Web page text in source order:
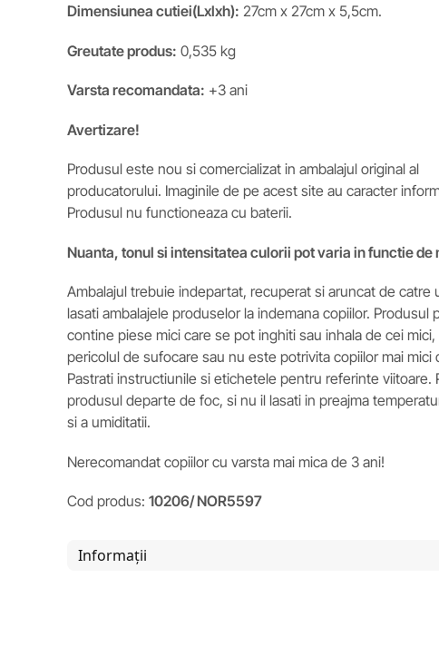
Dimensiunea cutiei(Lxlxh): 27cm x 27cm x 5,5cm.
Greutate produs: 0,535 kg
Varsta recomandata: +3 ani
Avertizare!
Produsul este nou si comercializat in ambalajul original al
producatorului. Imaginile de pe acest site au caracter
Produsul nu functioneaza cu baterii.
Nuanta, tonul si intensitatea culorii pot varia in functie de
Ambalajul trebuie indepartat, recuperat si aruncat de catre
lasati ambalajele produselor la indemana copiilor. Produsul
contine piese mici care se pot inghiti sau inhala de cei
pericolul de sufocare sau nu este potrivita copiilor mai mici
Pastrati instructiunile si etichetele pentru referinte viitoare.
produsul departe de foc, si nu il lasati in preajma
si a umiditatii.
Nerecomandat copiilor cu varsta mai mica de 3 ani!
Cod produs: 10206/ NOR5597
Informații